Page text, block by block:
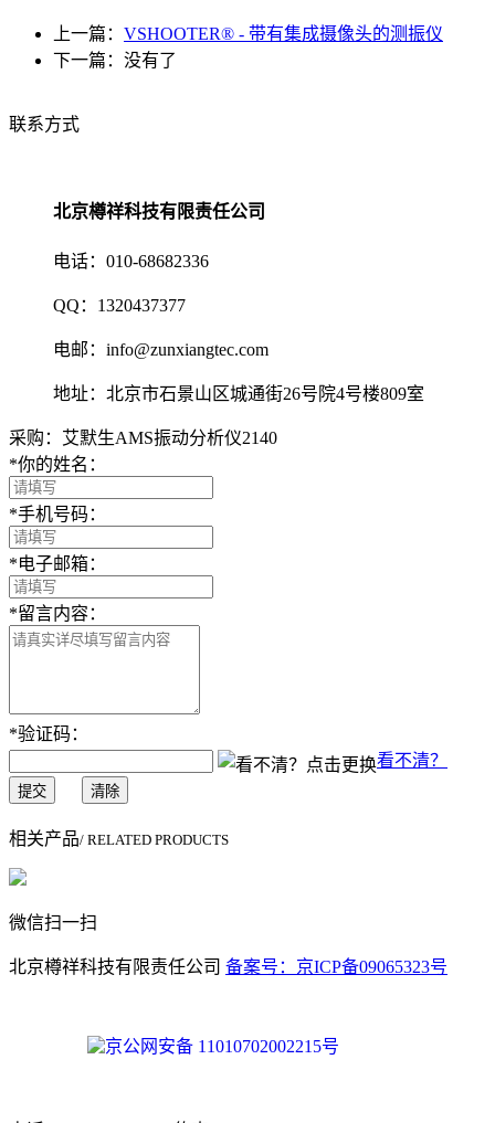
上一篇： VSHOOTER® - 带有集成摄像头的测振仪
下一篇： 没有了
联系方式
北京樽祥科技有限责任公司
电话：010-68682336
QQ：1320437377
电邮：info@zunxiangtec.com
地址：北京市石景山区城通街26号院4号楼809室
采购：艾默生AMS振动分析仪2140
*你的姓名：
*手机号码：
*电子邮箱：
*留言内容：
*验证码：
看不清？
提交 清除
相关产品/ RELATED PRODUCTS
微信扫一扫
北京樽祥科技有限责任公司 备案号：京ICP备09065323号
京公网安备 11010702002215号